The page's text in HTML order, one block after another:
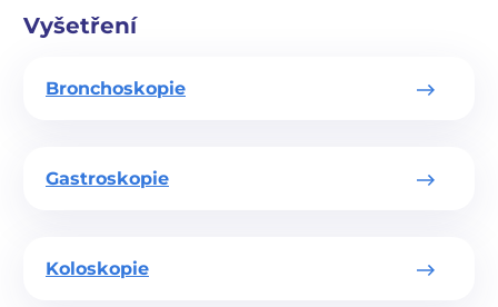
Vyšetření
Bronchoskopie
Gastroskopie
Koloskopie